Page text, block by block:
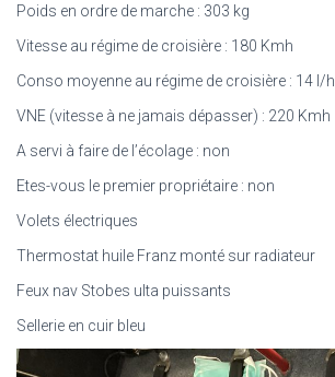
Poids en ordre de marche : 303 kg
Vitesse au régime de croisière : 180 Kmh
Conso moyenne au régime de croisière : 14 l/h
VNE (vitesse à ne jamais dépasser) : 220 Kmh
A servi à faire de l’écolage : non
Etes-vous le premier propriétaire : non
Volets électriques
Thermostat huile Franz monté sur radiateur
Feux nav Stobes ulta puissants
Sellerie en cuir bleu